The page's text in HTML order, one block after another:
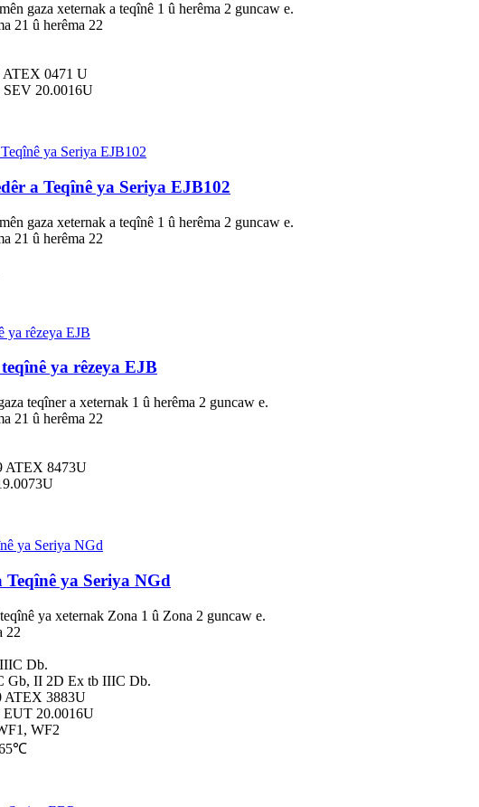
gaza xeternak a teqînê 1 û herêma 2 guncaw e.
21 û herêma 22
ATEX 0471 U
SEV 20.0016U
a Teqînê ya Seriya EJB102
gaza xeternak a teqînê 1 û herêma 2 guncaw e.
21 û herêma 22
ya rêzeya EJB
teqîner a xeternak 1 û herêma 2 guncaw e.
21 û herêma 22
ATEX 8473U
ya Seriya NGd
ya xeternak Zona 1 û Zona 2 guncaw e.
22
Db.
Gb, II 2D Ex tb IIIC Db.
ATEX 3883U
EUT 20.0016U
WF2